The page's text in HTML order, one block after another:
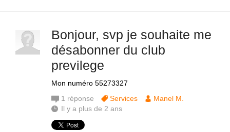
Bonjour, svp je souhaite me
désabonner du club
previlege
Mon numéro 55273327
1 réponse Services
Manel M.
Il y a plus de 2 ans